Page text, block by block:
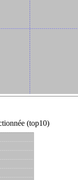
(top10)